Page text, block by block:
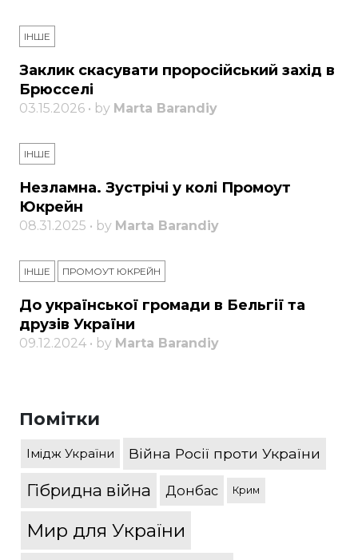
ІНШЕ
Заклик скасувати проросійський захід в
Брюсселі
03.15.2026 • by Marta Barandiy
ІНШЕ
Незламна. Зустрічі у колі Промоут
Юкрейн
08.31.2025 • by Marta Barandiy
ІНШЕ ПРОМОУТ ЮКРЕЙН
До української громади в Бельгії та
друзів України
09.12.2024 • by Marta Barandiy
Помітки
Імідж України Війна Росії проти України
Гібридна війна Донбас Крим
Мир для України